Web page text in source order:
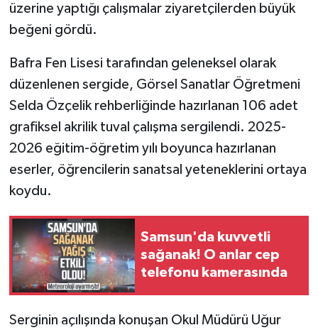
üzerine yaptığı çalışmalar ziyaretçilerden büyük
beğeni gördü.
Bafra Fen Lisesi tarafından geleneksel olarak
düzenlenen sergide, Görsel Sanatlar Öğretmeni
Selda Özçelik rehberliğinde hazırlanan 106 adet
grafiksel akrilik tuval çalışma sergilendi. 2025-
2026 eğitim-öğretim yılı boyunca hazırlanan
eserler, öğrencilerin sanatsal yeteneklerini ortaya
koydu.
Samsun'da kuvvetli
sağanak! O anlar cep
telefonu kamerasında
Serginin açılışında konuşan Okul Müdürü Uğur